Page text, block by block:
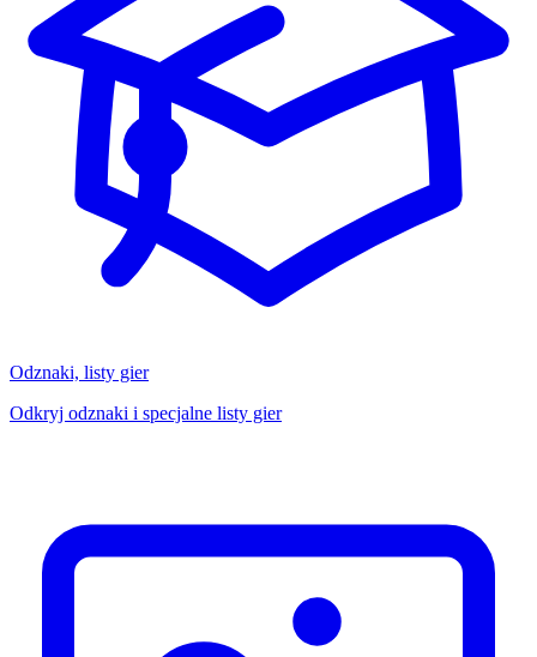
Odznaki, listy gier
Odkryj odznaki i specjalne listy gier